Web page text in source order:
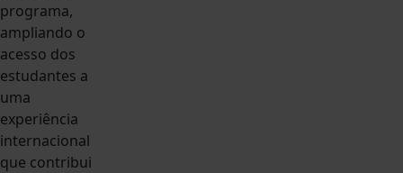
programa,
ampliando o
acesso dos
estudantes a
uma
experiência
internacional
que contribui